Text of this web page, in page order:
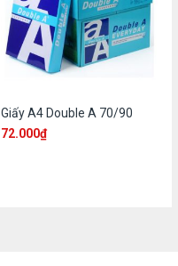
Giấy A4 Double A 70/90
72.000₫